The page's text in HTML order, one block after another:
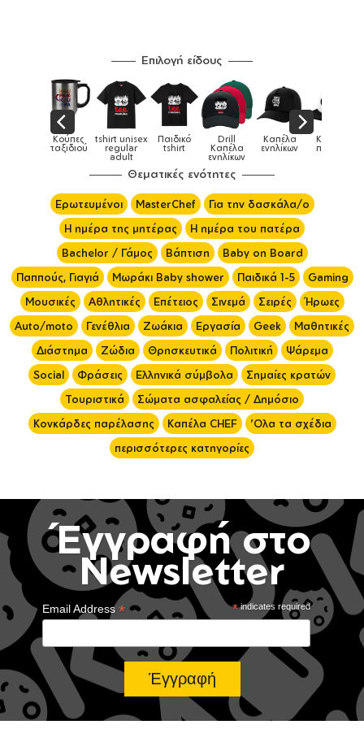
Επιλογή είδους
Κούπες
ταξιδιού
tshirt unisex
regular
adult
Παιδικό
tshirt
Drill
Καπέλα
ενηλίκων
Καπέλα
ενηλίκων
Καπέλα
παιδικά
Θεματικές ενότητες
Ερωτευμένοι MasterChef
Για την δασκάλα/ο
Η ημέρα της μητέρας
Η ημέρα του πατέρα
Bachelor / Γάμος
Βάπτιση
Baby on Board
Παππούς, Γιαγιά
Μωράκι Baby shower Παιδικά 1-5
Gaming
Μουσικές
Αθλητικές Επέτειος Σινεμά Σειρές
Ήρωες
Auto/moto
Γενέθλια Ζωάκια Εργασία Geek
Μαθητικές
Διάστημα
Ζώδια Θρησκευτικά Πολιτική
Ψάρεμα
Social
Φράσεις Ελληνικά σύμβολα
Σημαίες κρατών
Τουριστικά
Σώματα ασφαλείας / Δημόσιο
Κονκάρδες παρέλασης
Καπέλα CHEF
'Ολα τα σχέδια
περισσότερες κατηγορίες
Έγγραφή στο
Newsletter
*indicates required
Email Address*